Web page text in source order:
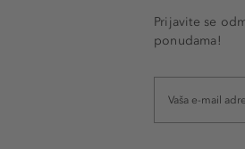
Prijavite se
ponudama!